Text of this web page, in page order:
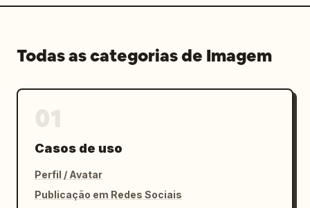
Todas as categorias de Imagem
Casos de uso
Perfil / Avatar
Publicação em Redes Sociais